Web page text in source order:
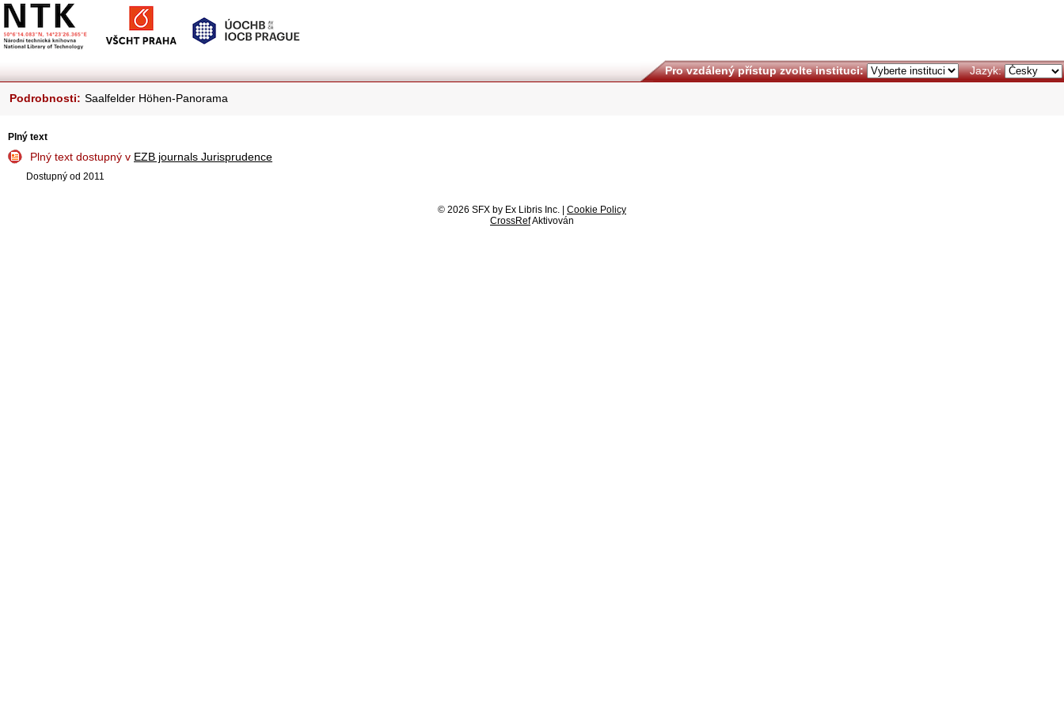
Pro vzdálený přístup zvolte instituci: Jazyk:
Podrobnosti: Saalfelder Höhen-Panorama
Plný text
Plný text dostupný v EZB journals Jurisprudence
Dostupný od 2011
© 2026 SFX by Ex Libris Inc. | Cookie Policy
CrossRefAktivován